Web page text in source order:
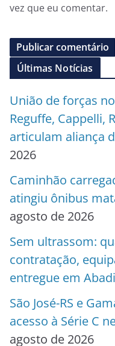
vez que eu comentar.
Últimas Notícias
União de forças
Reguffe, Cappelli,
articulam aliança
2026
Caminhão
atingiu ônibus
agosto de 2026
Sem ultrassom:
contratação,
entregue em
São José-RS e
acesso à Série C
agosto de 2026